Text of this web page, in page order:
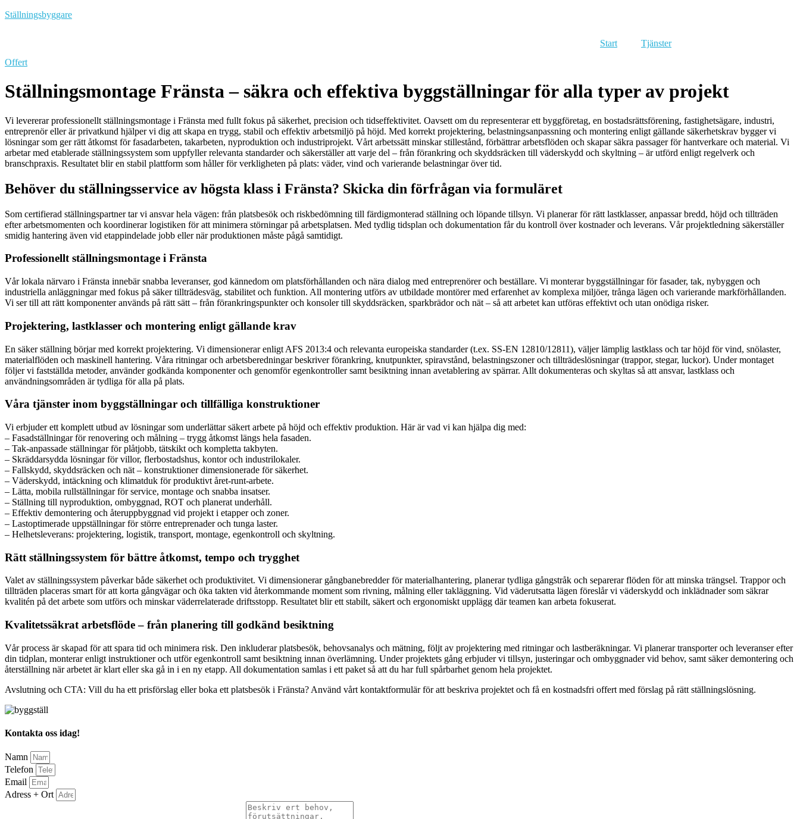
Skip
Ställningsbyggare
Start
Tjänster
Offert
Ställningsmontage Fränsta – säkra och effektiva byggställningar för alla typer av projekt
Vi levererar professionellt ställningsmontage i Fränsta med fullt fokus på säkerhet, precision och tidseffektivitet. Oavsett om du representerar ett byggföretag, en bostadsrättsförening, fastighetsägare, industri,
entreprenör eller är privatkund hjälper vi dig att skapa en trygg, stabil och effektiv arbetsmiljö på höjd. Med korrekt projektering, belastningsanpassning och montering enligt gällande säkerhetskrav bygger vi
lösningar som ger rätt åtkomst för fasadarbeten, takarbeten, nyproduktion och industriprojekt. Vårt arbetssätt minskar stillestånd, förbättrar arbetsflöden och skapar säkra passager för hantverkare och material. Vi
arbetar med etablerade ställningssystem som uppfyller relevanta standarder och säkerställer att varje del – från förankring och skyddsräcken till väderskydd och skyltning – är utförd enligt regelverk och
branschpraxis. Resultatet blir en stabil plattform som håller för verkligheten på plats: väder, vind och varierande belastningar över tid.
Behöver du ställningsservice av högsta klass i Fränsta? Skicka din förfrågan via formuläret
Som certifierad ställningspartner tar vi ansvar hela vägen: från platsbesök och riskbedömning till färdigmonterad ställning och löpande tillsyn. Vi planerar för rätt lastklasser, anpassar bredd, höjd och tillträden
efter arbetsmomenten och koordinerar logistiken för att minimera störningar på arbetsplatsen. Med tydlig tidsplan och dokumentation får du kontroll över kostnader och leverans. Vår projektledning säkerställer
smidig hantering även vid etappindelade jobb eller när produktionen måste pågå samtidigt.
Professionellt ställningsmontage i Fränsta
Vår lokala närvaro i Fränsta innebär snabba leveranser, god kännedom om platsförhållanden och nära dialog med entreprenörer och beställare. Vi monterar byggställningar för fasader, tak, nybyggen och
industriella anläggningar med fokus på säker tillträdesväg, stabilitet och funktion. All montering utförs av utbildade montörer med erfarenhet av komplexa miljöer, trånga lägen och varierande markförhållanden.
Vi ser till att rätt komponenter används på rätt sätt – från förankringspunkter och konsoler till skyddsräcken, sparkbrädor och nät – så att arbetet kan utföras effektivt och utan onödiga risker.
Projektering, lastklasser och montering enligt gällande krav
En säker ställning börjar med korrekt projektering. Vi dimensionerar enligt AFS 2013:4 och relevanta europeiska standarder (t.ex. SS-EN 12810/12811), väljer lämplig lastklass och tar höjd för vind, snölaster,
materialflöden och maskinell hantering. Våra ritningar och arbetsberedningar beskriver förankring, knutpunkter, spiravstånd, belastningszoner och tillträdeslösningar (trappor, stegar, luckor). Under montaget
följer vi fastställda metoder, använder godkända komponenter och genomför egenkontroller samt besiktning innan avetablering av spärrar. Allt dokumenteras och skyltas så att ansvar, lastklass och
användningsområden är tydliga för alla på plats.
Våra tjänster inom byggställningar och tillfälliga konstruktioner
Vi erbjuder ett komplett utbud av lösningar som underlättar säkert arbete på höjd och effektiv produktion. Här är vad vi kan hjälpa dig med:
– Fasadställningar för renovering och målning – trygg åtkomst längs hela fasaden.
– Tak-anpassade ställningar för plåtjobb, tätskikt och kompletta takbyten.
– Skräddarsydda lösningar för villor, flerbostadshus, kontor och industrilokaler.
– Fallskydd, skyddsräcken och nät – konstruktioner dimensionerade för säkerhet.
– Väderskydd, intäckning och klimatduk för produktivt året-runt-arbete.
– Lätta, mobila rullställningar för service, montage och snabba insatser.
– Ställning till nyproduktion, ombyggnad, ROT och planerat underhåll.
– Effektiv demontering och återuppbyggnad vid projekt i etapper och zoner.
– Lastoptimerade uppställningar för större entreprenader och tunga laster.
– Helhetsleverans: projektering, logistik, transport, montage, egenkontroll och skyltning.
Rätt ställningssystem för bättre åtkomst, tempo och trygghet
Valet av ställningssystem påverkar både säkerhet och produktivitet. Vi dimensionerar gångbanebredder för materialhantering, planerar tydliga gångstråk och separerar flöden för att minska trängsel. Trappor och
tillträden placeras smart för att korta gångvägar och öka takten vid återkommande moment som rivning, målning eller takläggning. Vid väderutsatta lägen föreslår vi väderskydd och inklädnader som säkrar
kvalitén på det arbete som utförs och minskar väderrelaterade driftsstopp. Resultatet blir ett stabilt, säkert och ergonomiskt upplägg där teamen kan arbeta fokuserat.
Kvalitetssäkrat arbetsflöde – från planering till godkänd besiktning
Vår process är skapad för att spara tid och minimera risk. Den inkluderar platsbesök, behovsanalys och mätning, följt av projektering med ritningar och lastberäkningar. Vi planerar transporter och leveranser efter
din tidplan, monterar enligt instruktioner och utför egenkontroll samt besiktning innan överlämning. Under projektets gång erbjuder vi tillsyn, justeringar och ombyggnader vid behov, samt säker demontering och
återställning när arbetet är klart eller ska gå in i en ny etapp. All dokumentation samlas i ett paket så att du har full spårbarhet genom hela projektet.
Avslutning och CTA: Vill du ha ett prisförslag eller boka ett platsbesök i Fränsta? Använd vårt kontaktformulär för att beskriva projektet och få en kostnadsfri offert med förslag på rätt ställningslösning.
Kontakta oss idag!
Namn
Telefon
Email
Adress + Ort